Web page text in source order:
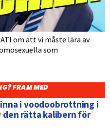
om att vi måste lära av
som
FRAM MED
i voodoobrottning i
den rätta kalibern för